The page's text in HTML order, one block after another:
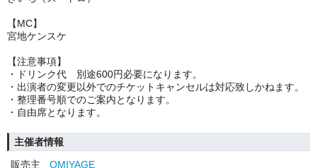
【MC】
宮地ケンスケ
【注意事項】
・ドリンク代 別途600円必要になります。
・出演者の変更以外でのチケットキャンセルは対応致しかねます。
・整理番号順でのご案内となります。
・自由席となります。
主催者情報
販売主
OMIYAGE